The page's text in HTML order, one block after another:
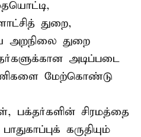
துறை,
அறநிலை துறை
அடிப்படை
மேற்கொண்டு
பக்தர்களின் சிரமத்தை
கருதியும்